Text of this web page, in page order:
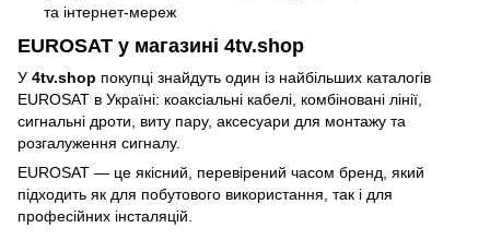
та інтернет-мереж
EUROSAT у магазині 4tv.shop
У 4tv.shop покупці знайдуть один із найбільших каталогів
EUROSAT в Україні: коаксіальні кабелі, комбіновані лінії,
сигнальні дроти, виту пару, аксесуари для монтажу та
розгалуження сигналу.
EUROSAT — це якісний, перевірений часом бренд, який
підходить як для побутового використання, так і для
професійних інсталяцій.